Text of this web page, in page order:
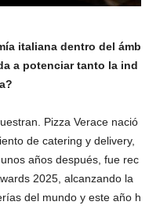
italiana dentro del ámb
a potenciar tanto la ind
Pizza Verace nació
de catering y delivery,
años después, fue rec
2025, alcanzando la
del mundo y este año h